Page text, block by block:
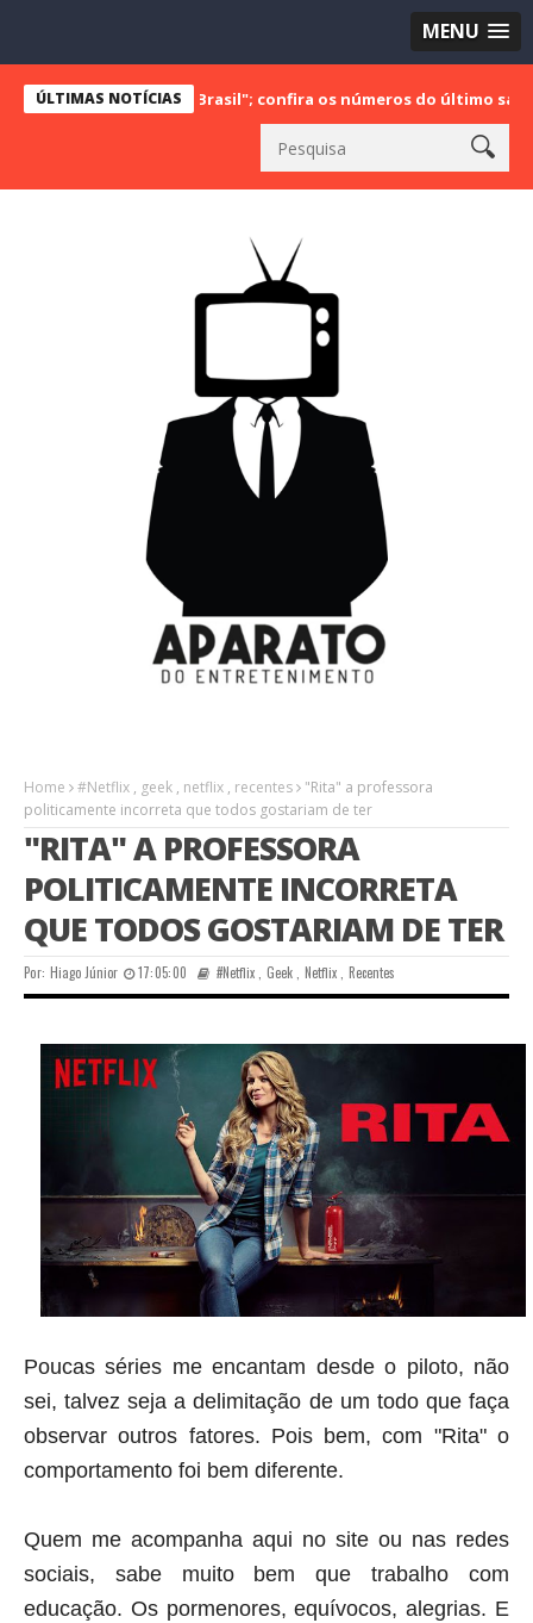
MENU
ÚLTIMAS NOTÍCIAS
e "SBT Brasil"; confira os números do último sábado (29)
Home #Netflix , geek , netflix , recentes
"Rita" a professora
politicamente incorreta que todos gostariam de ter
"RITA" A PROFESSORA
POLITICAMENTE INCORRETA
QUE TODOS GOSTARIAM DE TER
Por: Hiago Júnior 17:05:00 #Netflix ,Geek Netflix, Recentes
Poucas séries me encantam desde o piloto, não
sei, talvez seja a delimitação de um todo que faça
observar outros fatores. Pois bem, com "Rita" o
comportamento foi bem diferente.
Quem me acompanha aqui no site ou nas redes
sociais, sabe muito bem que trabalho com
educação. Os pormenores, equívocos, alegrias. E